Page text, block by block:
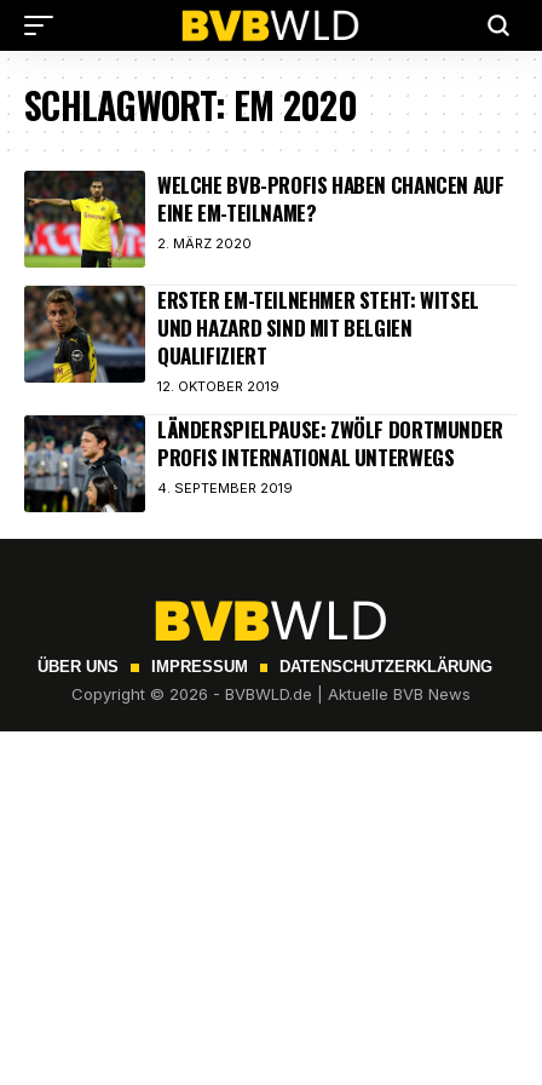
SCHLAGWORT:EM 2020
WELCHE BVB-PROFIS HABEN CHANCEN AUF
EINE EM-TEILNAME?
2. MÄRZ 2020
ERSTER EM-TEILNEHMER STEHT: WITSEL
UND HAZARD SIND MIT BELGIEN
QUALIFIZIERT
12. OKTOBER 2019
LÄNDERSPIELPAUSE: ZWÖLF DORTMUNDER
PROFIS INTERNATIONAL UNTERWEGS
4. SEPTEMBER 2019
ÜBER UNS IMPRESSUM DATENSCHUTZERKLÄRUNG
Copyright © 2026 - BVBWLD.de | Aktuelle BVB News